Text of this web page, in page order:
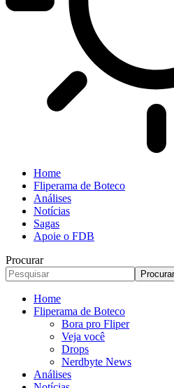
Home
Fliperama de Boteco
Análises
Notícias
Sagas
Apoie o FDB
Procurar
Home
Fliperama de Boteco
Bora pro Fliper
Veja você
Drops
Nerdbyte News
Análises